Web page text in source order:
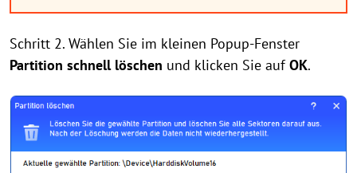
Schritt 2. Wählen Sie im kleinen Popup-Fenster
Partition schnell löschen und klicken Sie aufOK.